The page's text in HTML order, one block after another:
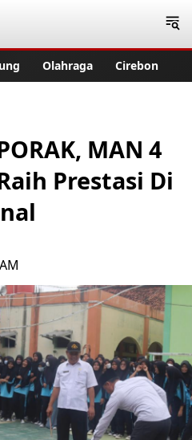
Olahraga Cirebon
MAN 4
Prestasi Di